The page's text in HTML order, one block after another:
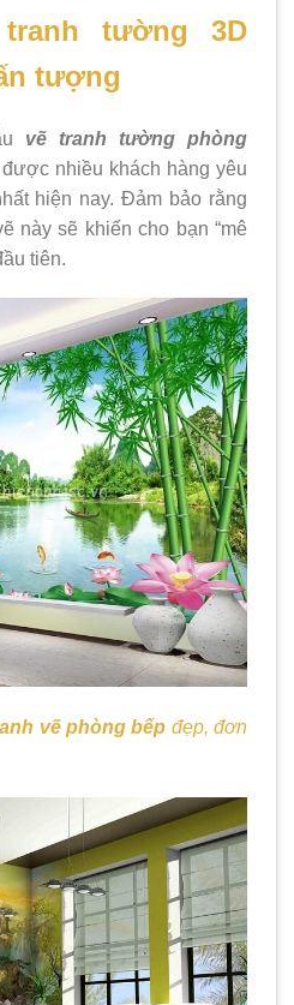
tường 3D
tượng
vẽ tranh tường phòng
nhiều khách hàng yêu
hiện nay. Đảm bảo rằng
này sẽ khiến cho bạn “mê
tiên.
vẽ phòng bếp đẹp, đơn